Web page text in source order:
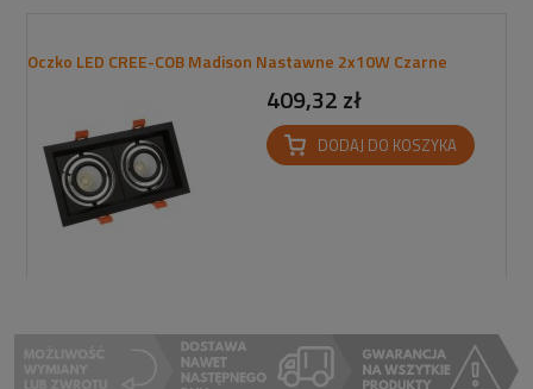
Oczko LED CREE-COB Madison Nastawne 2x10W Czarne
409,32 zł
DODAJ DO KOSZYKA